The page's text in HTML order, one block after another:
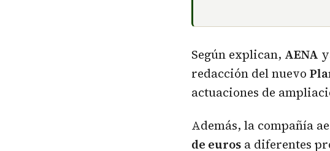
Según explican, AENA
redacción del nuevo
actuaciones de
Además, la compañía
de euros a diferentes